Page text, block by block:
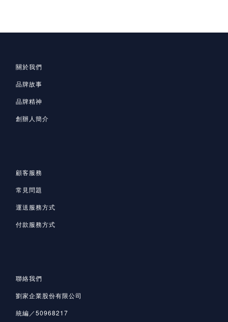
關於我們
品牌故事
品牌精神
創辦人簡介
顧客服務
常見問題
運送服務方式
付款服務方式
聯絡我們
劉家企業股份有限公司
統編／50968217